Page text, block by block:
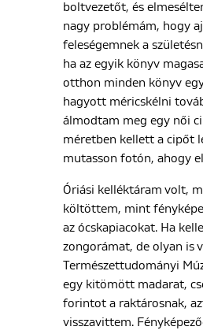
boltvezetőt, és
nagy problémám, hogy
feleségemnek a
ha az egyik könyv
otthon minden könyv
hagyott méricskélni
álmodtam meg egy női
méretben kellett a cipőt
mutasson fotón, ahogy
Óriási kelléktáram volt,
költöttem, mint
az ócskapiacokat. Ha
zongorámat, de olyan is
Természettudományi
egy kitömött madarat,
forintot a raktárosnak,
visszavittem.